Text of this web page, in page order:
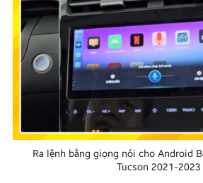
Ra lệnh bằng giọng nói cho Android
Tucson 2021-2023